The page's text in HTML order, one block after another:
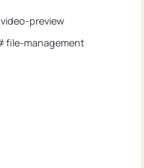
video-preview
file-management